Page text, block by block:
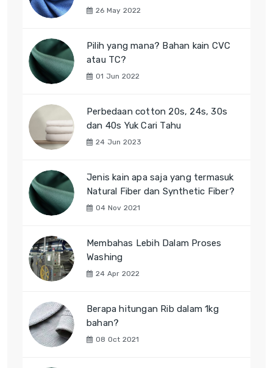
26 May 2022
Pilih yang mana? Bahan kain CVC
atau TC?
01 Jun 2022
Perbedaan cotton 20s, 24s, 30s
dan 40s Yuk Cari Tahu
24 Jun 2023
Jenis kain apa saja yang termasuk
Natural Fiber dan Synthetic Fiber?
04 Nov 2021
Membahas Lebih Dalam Proses
Washing
24 Apr 2022
Berapa hitungan Rib dalam 1kg
bahan?
08 Oct 2021